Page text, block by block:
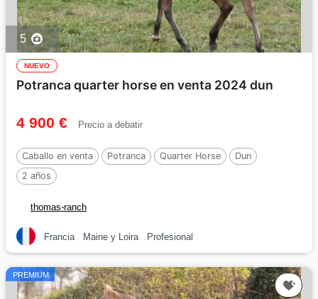
5
NUEVO
Potranca quarter horse en venta 2024 dun
4 900 € Precio a debatir
Caballo en venta Potranca Quarter Horse
Dun
2 años
thomas-ranch
Francia Maine y Loira Profesional
PREMIUM